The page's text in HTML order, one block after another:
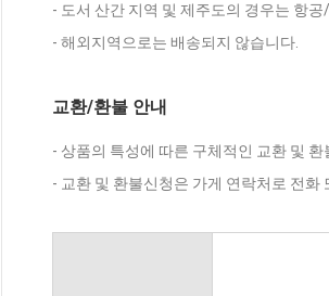
- 도서 산간 지역 및 제주도의 경우는 항
- 해외지역으로는 배송되지 않습니다.
교환/환불 안내
- 상품의 특성에 따른 구체적인 교환 및
- 교환 및 환불신청은 가게 연락처로 전